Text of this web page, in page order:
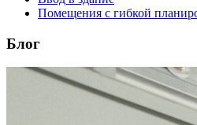
Помещения с гибкой
Блог